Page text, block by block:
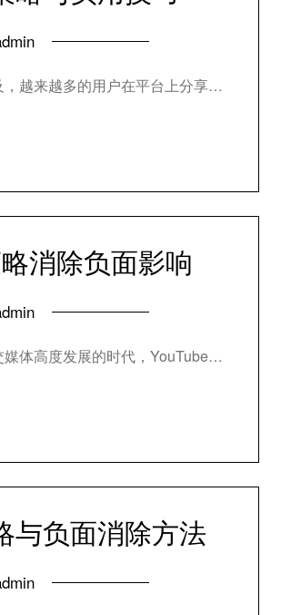
越来越多的用户在平台上分享…
消除负面影响
体高度发展的时代，YouTube…
与负面消除方法